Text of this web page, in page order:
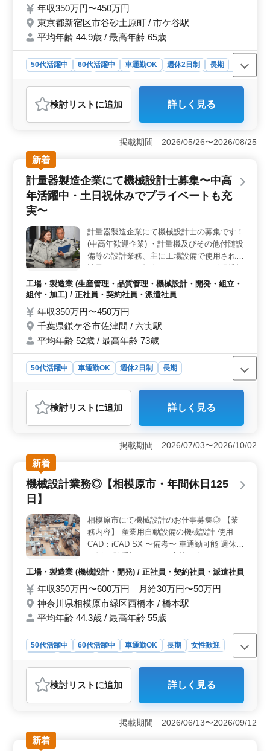
年収350万円〜450万円
東京都新宿区市谷砂土原町 / 市ケ谷駅
平均年齢 44.9歳 / 最高年齢 65歳
50代活躍中 60代活躍中 車通勤OK 週休2日制
長期
派遣社員
工場・製造業
おすすめポイント
＜経験とスキルを活かせる環境＞ 機械設計スタッフ募
集！新規開発や既存装置の改良、仕様検討・詳細設計、
研究開発といった幅広い業務に携われます。自動機設計
の分野でさらに専門性を深めることができます。 ＜
ワークライフバランスの充実＞ 年間休日116日、週休2
日制で土日祝が休みです。加えて、夏季休暇や年末年始
なども確保されているため、プライベートの時間もしっ
かりと取れます。残業が少ないので、健康的に働ける環
境です。 ＜多様な雇用形態と通勤手段＞ 正社員か
ら派遣社員まで、自分のライフスタイルに合った働き方
が選べます。また、車通勤が可能で、無料駐車場も完備
されていますので、通勤のストレスも軽減されます。最
寄り駅からのアクセスも良好です。
検討リスト に追加 詳しく見る
掲載期間 2026/05/26〜2026/08/25
新着
計量器製造企業にて機械設計士募集〜中高
年活躍中・土日祝休みでプライベートも充
実〜
計量器製造企業にて機械設計士の募集です！
(中高年歓迎企業) ・計量機及びその他付随設
備等の設計業務、主に工場設備で使用される
品が多い為、組立図から部品図を作って頂く
ことも ・その他に顧客先での調整作業、説
使用する為、ＡＵＴＯＣＡＤ経験者募集しま
す 特に工場設備の設計経験有る方優遇致し
ます 皆様のご応募お待ちしております！
工場・製造業 (生産管理・品質管理・機械設計・開発・組立・
組付・加工) / 正社員・契約社員・派遣社員
年収350万円〜450万円
千葉県鎌ケ谷市佐津間 / 六実駅
平均年齢 52歳 / 最高年齢 73歳
50代活躍中 車通勤OK 週休2日制
長期
派遣社員
おすすめポイント
＜中高年向けプライベート重視＞ 中高年の方が活躍で
きる計量器製造企業で機械設計士を募集しています。土
日祝休みで年間休日121日、プライベートの充実が期待で
きます。工場設備の設計経験がある方を特に歓迎し、組
立図や部品図の作成など、幅広い業務に挑戦できま
す。 ＜CAD経験者歓迎＞ IJCADやAutoCAD経験者
が優遇される環境です。計量機及びその他付随設備の設
最適です。調整作業や仕様書の作成業務もあり、幅広い
スキルを発揮できます。 ＜安定の雇用条件＞ 正社
員、契約社員、派遣社員など多彩な雇用形態が選択可能
です。年収350万円〜450万円、通勤手当全額支給、賞与
あり（年3回）など、安心して働ける給与体系と福利厚生
が整っています。
検討リスト に追加 詳しく見る
掲載期間 2026/07/03〜2026/10/02
新着
機械設計業務◎【相模原市・年間休日125
日】
相模原市にて機械設計のお仕事募集◎ 【業
務内容】 産業用自動設備の機械設計 使用
CAD：iCAD SX 〜備考〜 車通勤可能 週休2
ります♪
工場・製造業 (機械設計・開発) / 正社員・契約社員・派遣社員
年収350万円〜600万円 月給30万円〜50万円
神奈川県相模原市緑区西橋本 / 橋本駅
平均年齢 44.3歳 / 最高年齢 55歳
50代活躍中 60代活躍中 車通勤OK 長期
女性歓迎
おすすめポイント
＜働きやすい休日・勤務体系＞ 年間休日125日で、土日
祝休み。夏季・年末年始・GW休暇も確保。働きやすいス
ケジュールで、仕事とプライベートの両立が可能で
す。 ＜機械設計経験者募集＞ 機械設計経験5年以上
の方を求めています。iCAD SXを使用した自動設備の設計
検討リスト に追加 詳しく見る
掲載期間 2026/06/13〜2026/09/12
新着